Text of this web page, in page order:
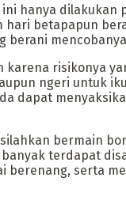
hanya dilakukan
hari betapapun
berani
karena risikonya
ngeri untuk
dapat
bermain
terdapat
berenang, serta